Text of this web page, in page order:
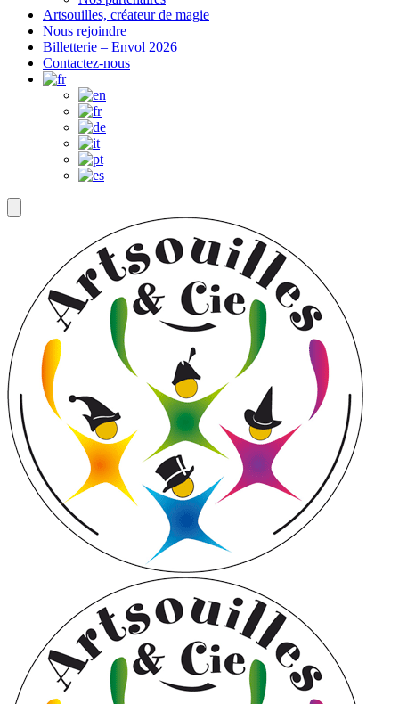
Artsouilles, créateur de magie
Nous rejoindre
Billetterie – Envol 2026
Contactez-nous